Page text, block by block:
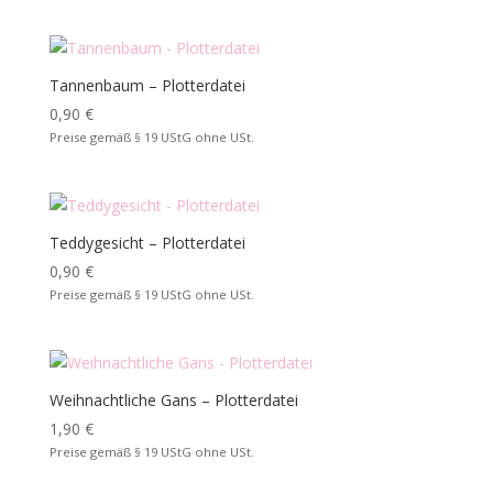
Tannenbaum – Plotterdatei
0,90 €
Preise gemäß § 19 UStG ohne USt.
Teddygesicht – Plotterdatei
0,90 €
Preise gemäß § 19 UStG ohne USt.
Weihnachtliche Gans – Plotterdatei
1,90 €
Preise gemäß § 19 UStG ohne USt.